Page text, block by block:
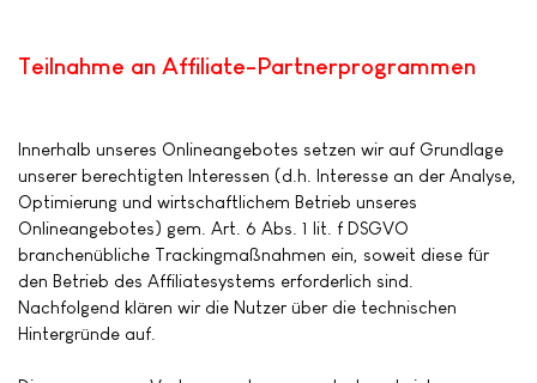
Teilnahme an Affiliate-Partnerprogrammen
Innerhalb unseres Onlineangebotes setzen wir auf Grundlage
unserer berechtigten Interessen (d.h. Interesse an der Analyse,
Optimierung und wirtschaftlichem Betrieb unseres
Onlineangebotes) gem. Art. 6 Abs. 1 lit. f DSGVO
branchenübliche Trackingmaßnahmen ein, soweit diese für
den Betrieb des Affiliatesystems erforderlich sind.
Nachfolgend klären wir die Nutzer über die technischen
Hintergründe auf.